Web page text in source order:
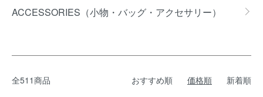
ACCESSORIES（小物・バッグ・アクセサリー）
全511商品 おすすめ順 価格順 新着順